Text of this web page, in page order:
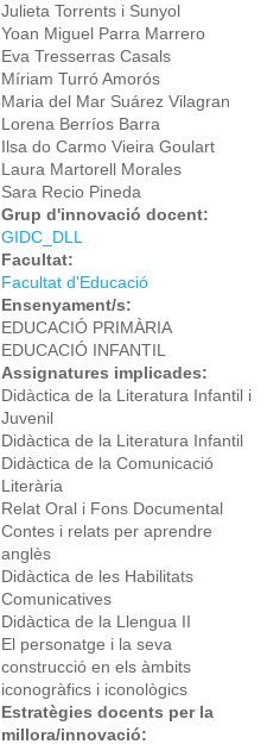
Julieta Torrents i Sunyol
Yoan Miguel Parra Marrero
Eva Tresserras Casals
Míriam Turró Amorós
Maria del Mar Suárez Vilagran
Lorena Berríos Barra
Ilsa do Carmo Vieira Goulart
Laura Martorell Morales
Sara Recio Pineda
Grup d'innovació docent:
GIDC_DLL
Facultat:
Facultat d'Educació
Ensenyament/s:
EDUCACIÓ PRIMÀRIA
EDUCACIÓ INFANTIL
Assignatures implicades:
Didàctica de la Literatura Infantil i
Juvenil
Didàctica de la Literatura Infantil
Didàctica de la Comunicació
Literària
Relat Oral i Fons Documental
Contes i relats per aprendre
anglès
Didàctica de les Habilitats
Comunicatives
Didàctica de la Llengua II
El personatge i la seva
construcció en els àmbits
iconogràfics i iconològics
Estratègies docents per la
millora/innovació: